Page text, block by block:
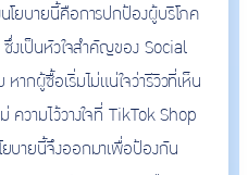
โยบายนี้คือการปกป้องผู้บริโภค
งเป็นหัวใจสำคัญของ Social
กผู้ซื้อเริ่มไม่แน่ใจว่ารีวิวที่เห็น
ความไว้วางใจที่ TikTok Shop
บายนี้จึงออกมาเพื่อป้องกัน